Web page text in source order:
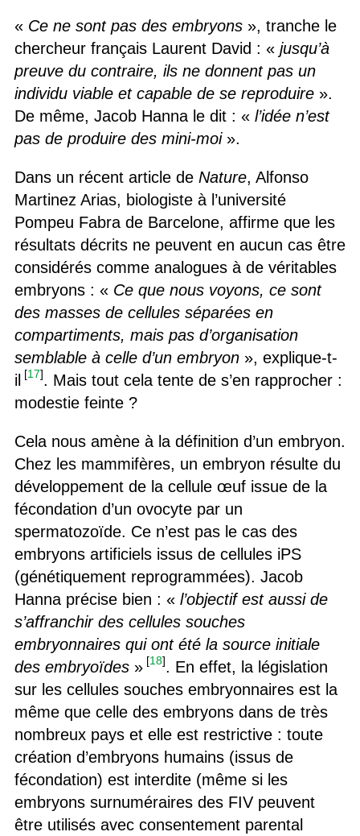
« Ce ne sont pas des embryons», tranche le
chercheur français Laurent David : « jusqu’à
preuve du contraire, ils ne donnent pas un
individu viable et capable de se reproduire».
De même, Jacob Hanna le dit : « l’idée n’est
pas de produire des mini-moi».
Dans un récent article de Nature, Alfonso
Martinez Arias, biologiste à l’université
Pompeu Fabra de Barcelone, affirme que les
résultats décrits ne peuvent en aucun cas être
considérés comme analogues à de véritables
embryons : « Ce que nous voyons, ce sont
des masses de cellules séparées en
compartiments, mais pas d’organisation
semblable à celle d’un embryon», explique-t-
il [17]. Mais tout cela tente de s’en rapprocher :
modestie feinte ?
Cela nous amène à la définition d’un embryon.
Chez les mammifères, un embryon résulte du
développement de la cellule œuf issue de la
fécondation d’un ovocyte par un
spermatozoïde. Ce n’est pas le cas des
embryons artificiels issus de cellules iPS
(génétiquement reprogrammées). Jacob
Hanna précise bien : « l’objectif est aussi de
s’affranchir des cellules souches
embryonnaires qui ont été la source initiale
des embryoïdes» [18]. En effet, la législation
sur les cellules souches embryonnaires est la
même que celle des embryons dans de très
nombreux pays et elle est restrictive : toute
création d’embryons humains (issus de
fécondation) est interdite (même si les
embryons surnuméraires des FIV peuvent
être utilisés avec consentement parental